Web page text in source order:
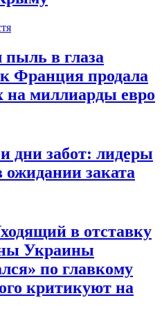
в глаза
Франция продала
на миллиарды евро
дни забот: лидеры
ожидании заката
в отставку
Украины
по главкому
критикуют на